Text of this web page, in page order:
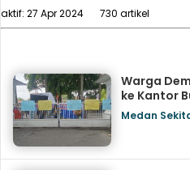
aktif: 27 Apr 2024 730 artikel
Warga
ke Kantor
Medan